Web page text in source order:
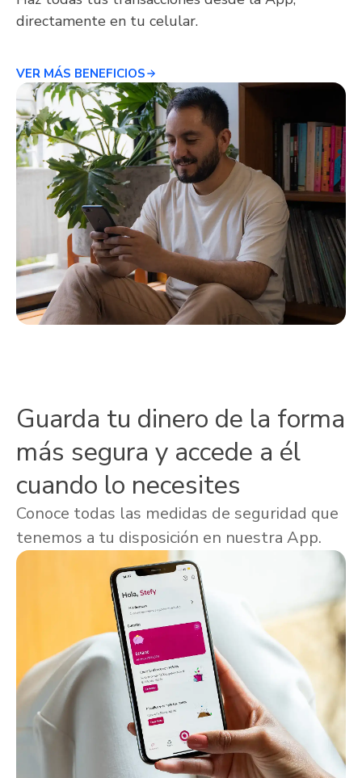
directamente en tu celular.
VER MÁS BENEFICIOS
Guarda tu dinero de la forma
más segura y accede a él
cuando lo necesites
Conoce todas las medidas de seguridad que
tenemos a tu disposición en nuestra App.